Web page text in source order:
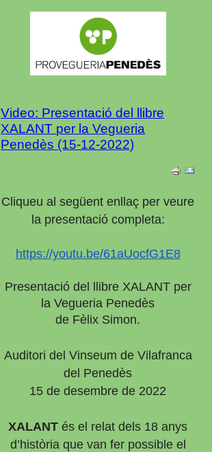
Video: Presentació del llibre
XALANT per la Vegueria
Penedès (15-12-2022)
Cliqueu al següent enllaç per veure
la presentació completa:
https://youtu.be/61aUocfG1E8
Presentació del llibre XALANT per
la Vegueria Penedès
de Fèlix Simon.
Auditori del Vinseum de Vilafranca
del Penedès
15 de desembre de 2022
XALANTés el relat dels 18 anys
d’història que van fer possible el